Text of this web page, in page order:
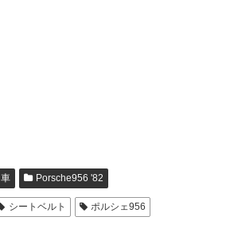
車 Porsche956 '82
シートベルト ポルシェ956